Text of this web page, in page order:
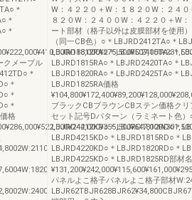
＊
＊
＊
クメープル
＊
＊
＊
＊
格
W：４２２０＋W：１８２０W：２４０
８２０W：２４００W：４２２０＋W
ート部材（格子以外は皮膜部材を使用
（同一CB色）○＊LBJRD2412TA○＊
LBJRD1812RA○＊LBJRD2415TA○＊
LBJRD1815RA○＊LBJRD2420TA○＊
LBJRD1820RA○＊LBJRD2425TA○＊
LBJRD1825RA価格
ブラックCBブラウンCBステン価格ク
セット記号Dパターン（ラミネート色
LBJRD4212KD○＊LBJRD1812RD○＊
LBJRD4215KD○＊LBJRD1815RD○＊
LBJRD4220KD○＊LBJRD1820RD○＊
LBJRD4225KD○＊LBJRD1825RD部材
パネルよこ格子パネルよこ格子部材